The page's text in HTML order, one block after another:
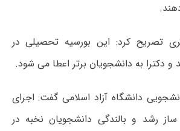
تصریح کرد: این بورسیه تحصیلی در
دکترا به دانشجویان برتر اعطا می شود.
دانشگاه آزاد اسلامی گفت: اجرای
رشد و بالندگی دانشجویان نخبه در